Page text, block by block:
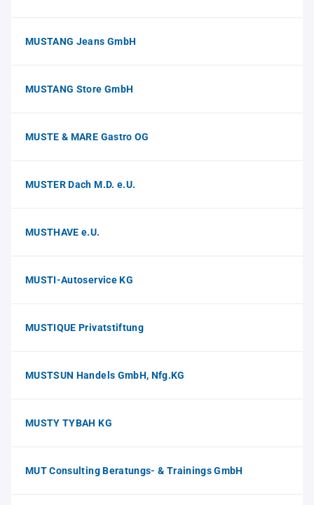
MUSTANG Jeans GmbH
MUSTANG Store GmbH
MUSTE & MARE Gastro OG
MUSTER Dach M.D. e.U.
MUSTHAVE e.U.
MUSTI-Autoservice KG
MUSTIQUE Privatstiftung
MUSTSUN Handels GmbH, Nfg.KG
MUSTY TYBAH KG
MUT Consulting Beratungs- & Trainings GmbH